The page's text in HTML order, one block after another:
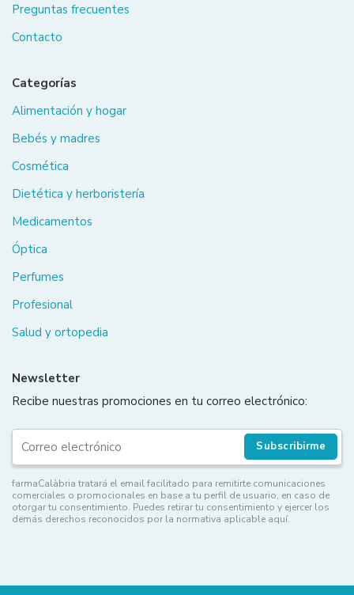
Preguntas frecuentes
Contacto
Categorías
Alimentación y hogar
Bebés y madres
Cosmética
Dietética y herboristería
Medicamentos
Óptica
Perfumes
Profesional
Salud y ortopedia
Newsletter
Recibe nuestras promociones en tu correo electrónico:
Subscribirme
farmaCalàbria tratará el email facilitado para remitirte comunicaciones
comerciales o promocionales en base a tu perfil de usuario, en caso de
otorgar tu consentimiento. Puedes retirar tu consentimiento y ejercer los
demás derechos reconocidos por la normativa aplicable aquí.